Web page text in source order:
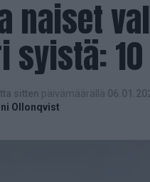
naiset
syistä:
sitten päivämäärällä
Ollonqvist